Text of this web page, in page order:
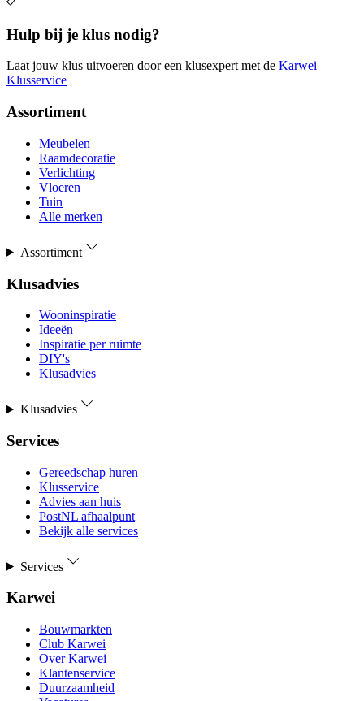
Hulp bij je klus nodig?
Laat jouw klus uitvoeren door een klusexpert met de Karwei
Klusservice
Assortiment
Meubelen
Raamdecoratie
Verlichting
Vloeren
Tuin
Alle merken
Assortiment
Klusadvies
Wooninspiratie
Ideeën
Inspiratie per ruimte
DIY's
Klusadvies
Klusadvies
Services
Gereedschap huren
Klusservice
Advies aan huis
PostNL afhaalpunt
Bekijk alle services
Services
Karwei
Bouwmarkten
Club Karwei
Over Karwei
Klantenservice
Duurzaamheid